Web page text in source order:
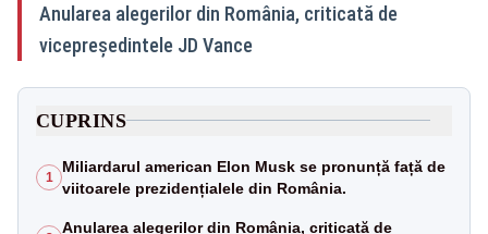
Anularea alegerilor din România, criticată de
vicepreședintele JD Vance
CUPRINS
1
Miliardarul american Elon Musk se pronunță față de
viitoarele prezidențialele din România.
Anularea alegerilor din România, criticată de